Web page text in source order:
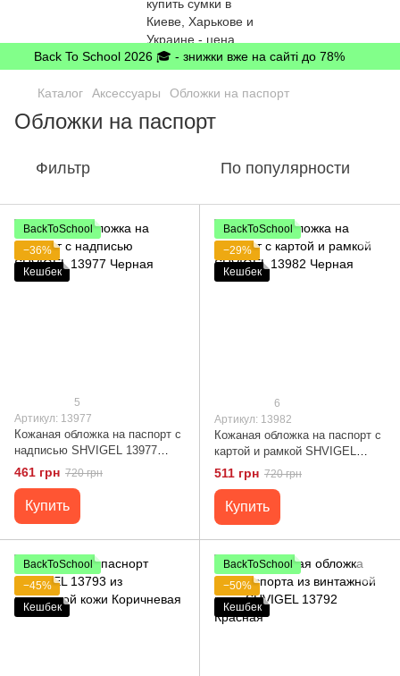
Back To School 2026 🎓 - знижки вже на сайті до 78%
Каталог Аксессуары Обложки на паспорт
Обложки на паспорт
Фильтр По популярности
BackToSchool
−36%
Кешбек
5
Артикул: 13977
Кожаная обложка на паспорт с
надписью SHVIGEL 13977
Черная
461 грн 720 грн
Купить
BackToSchool
−29%
Кешбек
6
Артикул: 13982
Кожаная обложка на паспорт с
картой и рамкой SHVIGEL
13982 Черная
511 грн 720 грн
Купить
BackToSchool
−45%
Кешбек
BackToSchool
−50%
Кешбек